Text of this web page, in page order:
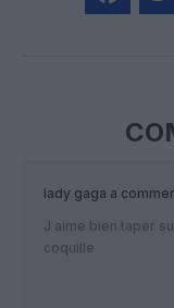
lady gaga a
J aime bien taper
coquille